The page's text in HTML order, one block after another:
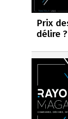
Prix
délire ?